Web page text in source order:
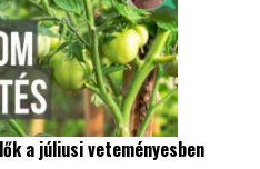
a júliusi veteményesben